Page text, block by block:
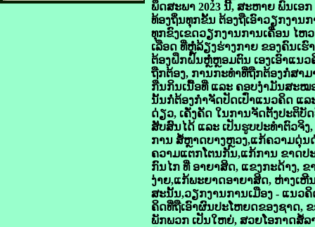
ພຶດສະພາ 2023 ນີ້, ສະຫາຍ ພົນເ
ທ້ອງຖິ່ນທຸກຂັ້ນ ຕ້ອງຖືເອົາວຽກງາ
ທຸກຂົງເຂດວຽກງານການເຄື່ອນ ໄ
ເລືອດ ທີ່ຫຼໍ່ລ້ຽງຮ່າງກາຍ ຂອງຄົນເ
ຕ້ອງຝຶກຝົນຫຼໍ່ຫຼອມຕົນ ເອງເອົາແນ
ຖືກຕ້ອງ, ການກະທຳທີ່ຖືກຕ້ອງກໍ່ສາ
ກືນກິນເນື້ອທີ່ ແລະ ຄອບງຳມັນສະໝ
ນັ້ນກໍ່ຕ້ອງກໍາຈັດປັດເປົ່າແນວຄິດ ແລ
ດ່ຽວ, ເຄັ່ງຄັດ ໃນການຈັດຕັ້ງປະຕິບັ
ສັບສົນໄດ້ ແລະ ເປັນຮູບປະທຳຕົວຈິ
ການ ສໍ້ຫຼາດບາງຫຼວງ,ແກ້ຄວາມດຸ່ນ
ຄວາມແຕກໂຕນກັນ,ແກ້ການ ຂາດປ
ກົນໄກ ທີ່ ອາຍາສິດ, ແຂງກະດ້າງ,
ງ່າຍ,ແກ້ພະຍາດອາຍາສິດ, ຫ່າງເ
ສະນັ້ນ,ວຽກງານການເມືອງ - ແນວ
ຄິດທີ່ຖືເອົາຜົນປະໂຫຍດຂອງຊາດ,
ພັກພວກ ເປັນໃຫຍ່, ສວຍໂອກາດສໍ້ລ